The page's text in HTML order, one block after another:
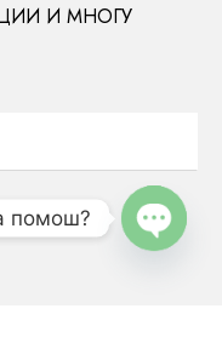
И МНОГУ
помош?
OPEN